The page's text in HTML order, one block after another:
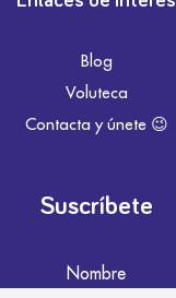
Blog
Voluteca
Contacta y únete 😉
Suscríbete
Nombre